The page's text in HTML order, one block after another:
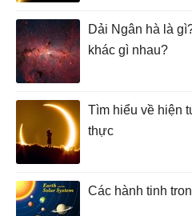
Dải Ngân hà là
khác gì nhau?
Tìm hiểu về hiện
thực
Các hành tinh